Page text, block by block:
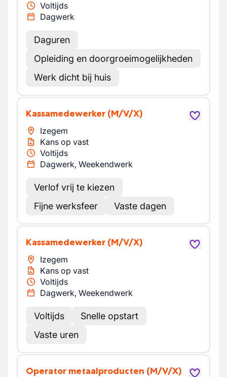
Voltijds
Dagwerk
Daguren
Opleiding en doorgroeimogelijkheden
Werk dicht bij huis
Kassamedewerker (M/V/X)
Izegem
Kans op vast
Voltijds
Dagwerk, Weekendwerk
Verlof vrij te kiezen
Fijne werksfeer
Vaste dagen
Kassamedewerker (M/V/X)
Izegem
Kans op vast
Voltijds
Dagwerk, Weekendwerk
Voltijds
Snelle opstart
Vaste uren
Operator metaalproducten (M/V/X)